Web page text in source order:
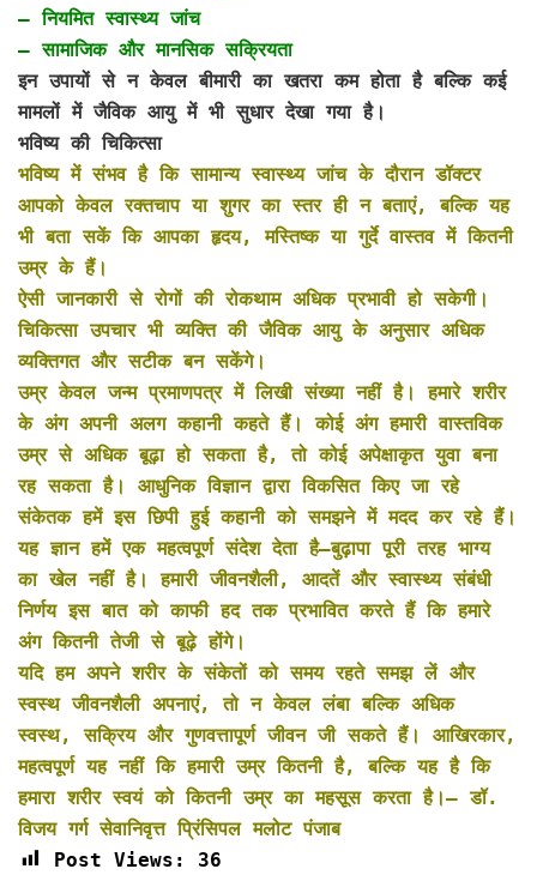
– नियमित स्वास्थ्य जांच
– सामाजिक और मानसिक सक्रियता
इन उपायों से न केवल बीमारी का खतरा कम होता है बल्कि कई
मामलों में जैविक आयु में भी सुधार देखा गया है।
भविष्य की चिकित्सा
भविष्य में संभव है कि सामान्य स्वास्थ्य जांच के दौरान डॉक्टर
आपको केवल रक्तचाप या शुगर का स्तर ही न बताएं, बल्कि यह
भी बता सकें कि आपका हृदय, मस्तिष्क या गुर्दे वास्तव में कितनी
उम्र के हैं।
ऐसी जानकारी से रोगों की रोकथाम अधिक प्रभावी हो सकेगी।
चिकित्सा उपचार भी व्यक्ति की जैविक आयु के अनुसार अधिक
व्यक्तिगत और सटीक बन सकेंगे।
उम्र केवल जन्म प्रमाणपत्र में लिखी संख्या नहीं है। हमारे शरीर
के अंग अपनी अलग कहानी कहते हैं। कोई अंग हमारी वास्तविक
उम्र से अधिक बूढ़ा हो सकता है, तो कोई अपेक्षाकृत युवा बना
रह सकता है। आधुनिक विज्ञान द्वारा विकसित किए जा रहे
संकेतक हमें इस छिपी हुई कहानी को समझने में मदद कर रहे हैं।
यह ज्ञान हमें एक महत्वपूर्ण संदेश देता है—बुढ़ापा पूरी तरह भाग्य
का खेल नहीं है। हमारी जीवनशैली, आदतें और स्वास्थ्य संबंधी
निर्णय इस बात को काफी हद तक प्रभावित करते हैं कि हमारे
अंग कितनी तेजी से बूढ़े होंगे।
यदि हम अपने शरीर के संकेतों को समय रहते समझ लें और
स्वस्थ जीवनशैली अपनाएं, तो न केवल लंबा बल्कि अधिक
स्वस्थ, सक्रिय और गुणवत्तापूर्ण जीवन जी सकते हैं। आखिरकार,
महत्वपूर्ण यह नहीं कि हमारी उम्र कितनी है, बल्कि यह है कि
हमारा शरीर स्वयं को कितनी उम्र का महसूस करता है।— डॉ.
विजय गर्ग सेवानिवृत्त प्रिंसिपल मलोट पंजाब
Post Views:
36